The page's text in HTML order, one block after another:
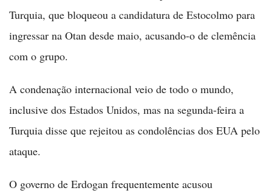
Turquia, que bloqueou a candidatura de Estocolmo para
ingressar na Otan desde maio, acusando-o de clemência
com o grupo.
A condenação internacional veio de todo o mundo,
inclusive dos Estados Unidos, mas na segunda-feira a
Turquia disse que rejeitou as condolências dos EUA pelo
ataque.
O governo de Erdogan frequentemente acusou